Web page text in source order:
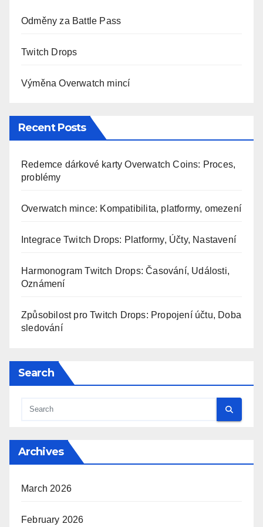
Odměny za Battle Pass
Twitch Drops
Výměna Overwatch mincí
Recent Posts
Redemce dárkové karty Overwatch Coins: Proces,
problémy
Overwatch mince: Kompatibilita, platformy, omezení
Integrace Twitch Drops: Platformy, Účty, Nastavení
Harmonogram Twitch Drops: Časování, Události,
Oznámení
Způsobilost pro Twitch Drops: Propojení účtu, Doba
sledování
Search
Archives
March 2026
February 2026